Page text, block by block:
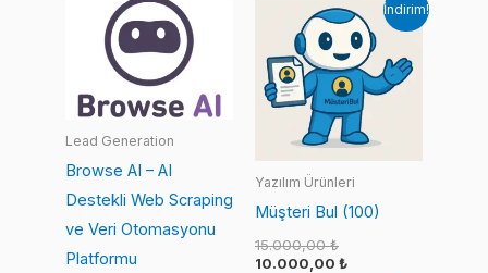
Lead Generation
Browse AI – AI
Destekli Web Scraping
ve Veri Otomasyonu
Platformu
İndirim!
Yazılım Ürünleri
Müşteri Bul (100)
15.000,00₺Orijinal
fiyat:
10.000,00 ₺Şu